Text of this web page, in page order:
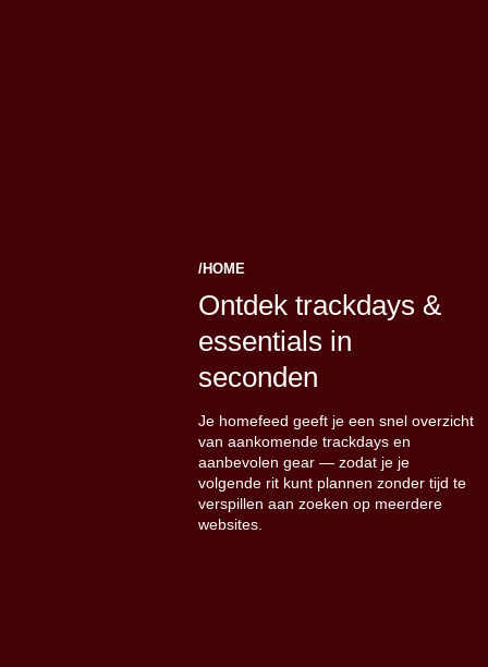
/HOME
Ontdek trackdays &
essentials in
seconden
Je homefeed geeft je een snel overzicht
van aankomende trackdays en
aanbevolen gear — zodat je je
volgende rit kunt plannen zonder tijd te
verspillen aan zoeken op meerdere
websites.